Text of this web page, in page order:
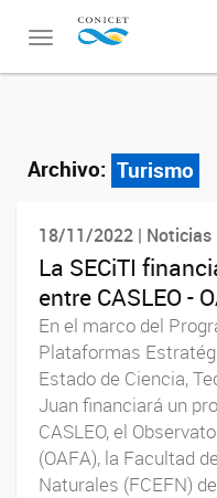
Toggle
Archivo: Turismo
18/11/2022 | Noticias
La SECiTI
entre CASLEO -
En el marco del
Plataformas
Estado de Ciencia,
Juan financiará un
CASLEO, el
(OAFA), la Facultad
Naturales (FCEFN)